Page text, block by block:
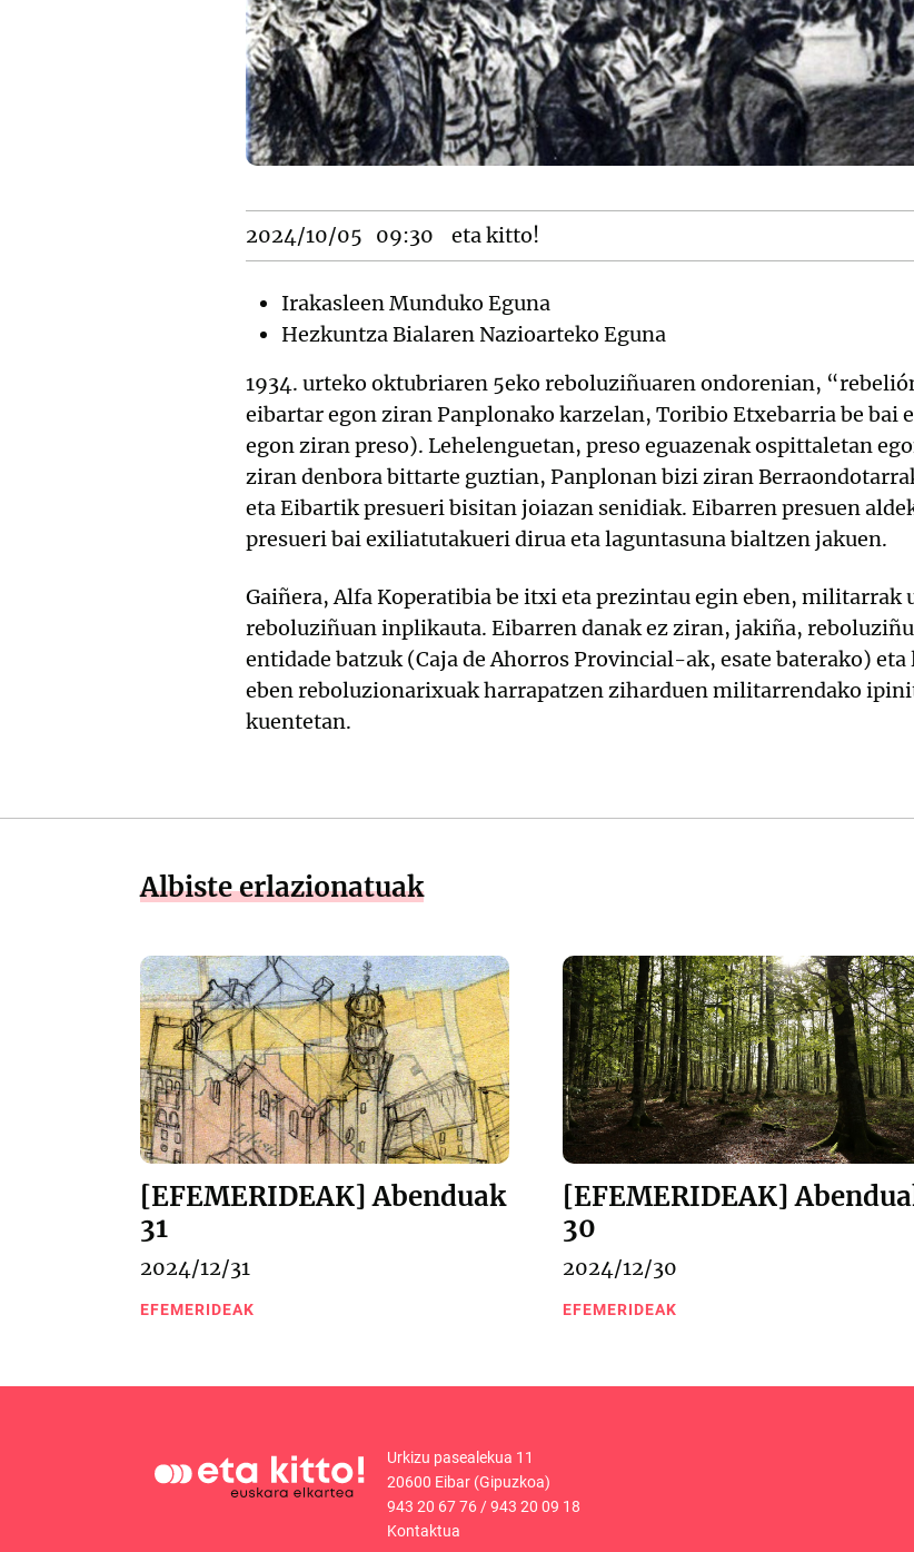
2024/10/05 09:30 eta kitto!
Irakasleen Munduko Eguna
Hezkuntza Bialaren Nazioarteko Eguna
1934. urteko oktubriaren 5eko reboluziñuaren ondorenian,
eibartar egon ziran Panplonako karzelan, Toribio Etxebarria be bai
egon ziran preso). Lehelenguetan, preso eguazenak ospittaletan
ziran denbora bittarte guztian, Panplonan bizi ziran
eta Eibartik presueri bisitan joiazan senidiak. Eibarren presuen
presueri bai exiliatutakueri dirua eta laguntasuna bialtzen jakuen.
Gaiñera, Alfa Koperatibia be itxi eta prezintau egin eben, militarrak
reboluziñuan inplikauta. Eibarren danak ez ziran, jakiña,
entidade batzuk (Caja de Ahorros Provincial-ak, esate baterako)
eben reboluzionarixuak harrapatzen ziharduen militarrendako
kuentetan.
Albiste erlazionatuak
[EFEMERIDEAK] Abenduak
31
2024/12/31
EFEMERIDEAK
[EFEMERIDEAK]
30
2024/12/30
EFEMERIDEAK
Urkizu pasealekua 11
20600 Eibar (Gipuzkoa)
943 20 67 76/943 20 09 18
Kontaktua